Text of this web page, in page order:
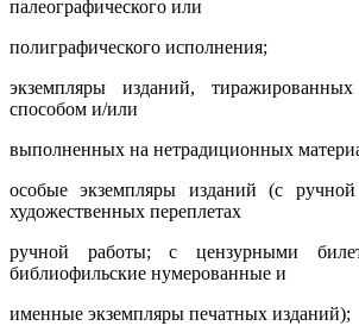
палеографического или
полиграфического исполнения;
экземпляры изданий,
способом и/или
выполненных на нетрадиционных
особые экземпляры изданий (с
художественных переплетах
ручной работы; с цензурными
библиофильские нумерованные и
именные экземпляры печатных изданий);